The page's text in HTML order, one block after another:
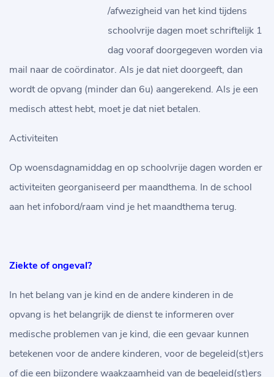
/afwezigheid van het kind tijdens
schoolvrije dagen moet schriftelijk 1
dag vooraf doorgegeven worden via
mail naar de coördinator. Als je dat niet doorgeeft, dan
wordt de opvang (minder dan 6u) aangerekend. Als je een
medisch attest hebt, moet je dat niet betalen.
Activiteiten
Op woensdagnamiddag en op schoolvrije dagen worden er
activiteiten georganiseerd per maandthema. In de school
aan het infobord/raam vind je het maandthema terug.
Ziekte of ongeval?
In het belang van je kind en de andere kinderen in de
opvang is het belangrijk de dienst te informeren over
medische problemen van je kind, die een gevaar kunnen
betekenen voor de andere kinderen, voor de begeleid(st)ers
of die een bijzondere waakzaamheid van de begeleid(st)ers